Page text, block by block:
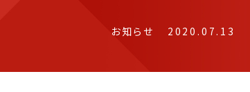
お知らせ 2020.07.13